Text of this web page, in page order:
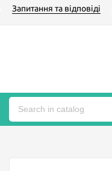
Запитання та відповіді